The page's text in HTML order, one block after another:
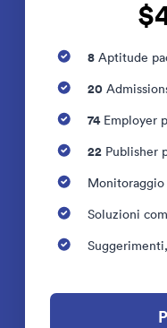
8 Aptitude
20
74Employer
22 Publisher
Soluzioni